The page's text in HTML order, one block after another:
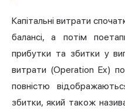
Капітальні витрати
балансі, а потім
прибутки та збитки у
витрати (Operation Ex)
повністю
збитки, який також